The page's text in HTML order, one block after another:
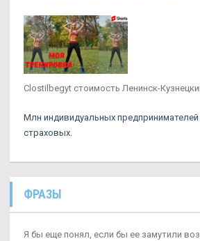
Clostilbegyt стоимость Ленинск-
Млн индивидуальных
страховых.
ФРАЗЫ
Я бы еще понял, если бы ее замутили